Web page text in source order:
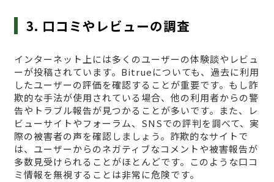
3. 口コミやレビューの調査
インターネット上には多くのユーザーの体験談やレビュ
ーが投稿されています。Bitrueについても、過去に利用
したユーザーの評価を確認することが重要です。もし詐
欺的な手法が使用されている場合、他の利用者からの警
告やトラブル報告が見つかることが多いです。また、レ
ビューサイトやフォーラム、SNSでの評判を調べて、実
際の被害者の声を確認しましょう。詐欺的なサイトで
は、ユーザーからのネガティブなコメントや被害報告が
多数見受けられることがほとんどです。このような口コ
ミ情報を無視することは非常に危険です。